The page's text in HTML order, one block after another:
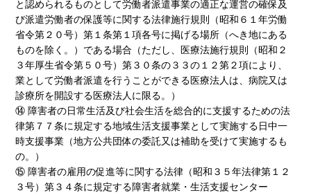
と認められるものとして労働者派遣事業の適正な運営の確保及
び派遣労働者の保護等に関する法律施行規則（昭和６１年労働
省令第２０号）第１条第１項各号に掲げる場所（へき地にある
ものを除く。）である場合（ただし、医療法施行規則（昭和２
３年厚生省令第５０号）第３０条の３３の１２第２項により、
業として労働者派遣を行うことができる医療法人は、病院又は
診療所を開設する医療法人に限る。）
⑭ 障害者の日常生活及び社会生活を総合的に支援するための法
律第７７条に規定する地域生活支援事業として実施する日中一
時支援事業（地方公共団体の委託又は補助を受けて実施するも
の。）
⑮ 障害者の雇用の促進等に関する法律（昭和３５年法律第１２
３号）第３４条に規定する障害者就業・生活支援センター